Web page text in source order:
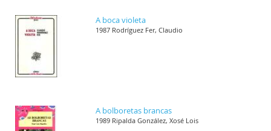
A boca violeta
1987 Rodríguez Fer, Claudio
A bolboretas brancas
1989 Ripalda González, Xosé Lois